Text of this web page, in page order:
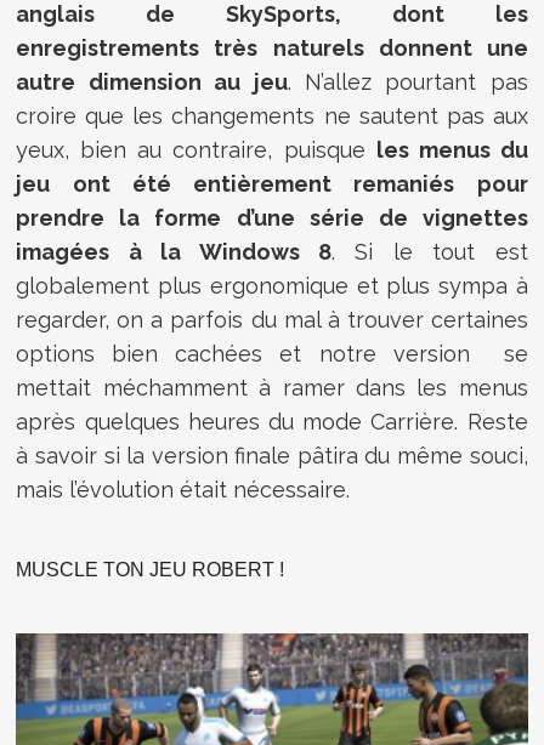
anglais de SkySports, dont les
enregistrements très naturels donnent une
autre dimension au jeu. N’allez pourtant pas
croire que les changements ne sautent pas aux
yeux, bien au contraire, puisque les menus du
jeu ont été entièrement remaniés pour
prendre la forme d’une série de vignettes
imagées à la Windows 8. Si le tout est
globalement plus ergonomique et plus sympa à
regarder, on a parfois du mal à trouver certaines
options bien cachées et notre version se
mettait méchamment à ramer dans les menus
après quelques heures du mode Carrière. Reste
à savoir si la version finale pâtira du même souci,
mais l’évolution était nécessaire.
MUSCLE TON JEU ROBERT !